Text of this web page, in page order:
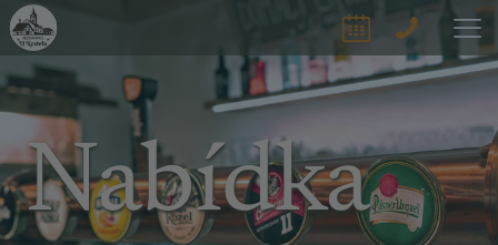
Nabídka